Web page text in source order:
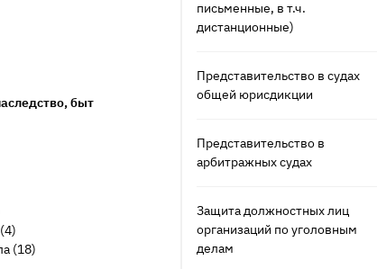
быт
(18)
письменные, в т.ч.
дистанционные)
Представительство в судах
общей юрисдикции
Представительство в
арбитражных судах
Защита должностных лиц
организаций по уголовным
делам